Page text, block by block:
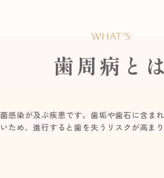
WHAT’s
歯周病とは
感染が及ぶ疾患です。歯垢や歯石に含ま
ため、進行すると歯を失うリスクが高ま